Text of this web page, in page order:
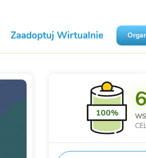
Zaadoptuj Wirtualnie
100%